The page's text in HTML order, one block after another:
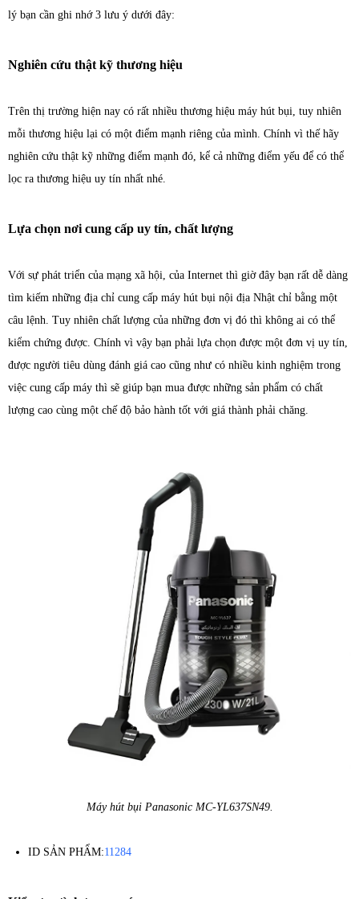
lý bạn cần ghi nhớ 3 lưu ý dưới đây:
Nghiên cứu thật kỹ thương hiệu
Trên thị trường hiện nay có rất nhiều thương hiệu máy hút bụi, tuy nhiên
mỗi thương hiệu lại có một điểm mạnh riêng của mình. Chính vì thế hãy
nghiên cứu thật kỹ những điểm mạnh đó, kể cả những điểm yếu để có thể
lọc ra thương hiệu uy tín nhất nhé.
Lựa chọn nơi cung cấp uy tín, chất lượng
Với sự phát triển của mạng xã hội, của Internet thì giờ đây bạn rất dễ dàng
tìm kiếm những địa chỉ cung cấp máy hút bụi nội địa Nhật chỉ bằng một
câu lệnh. Tuy nhiên chất lượng của những đơn vị đó thì không ai có thể
kiểm chứng được. Chính vì vậy bạn phải lựa chọn được một đơn vị uy tín,
được người tiêu dùng đánh giá cao cũng như có nhiều kinh nghiệm trong
việc cung cấp máy thì sẽ giúp bạn mua được những sản phẩm có chất
lượng cao cùng một chế độ bảo hành tốt với giá thành phải chăng.
Máy hút bụi Panasonic MC-YL637SN49.
ID SẢN PHẨM:11284